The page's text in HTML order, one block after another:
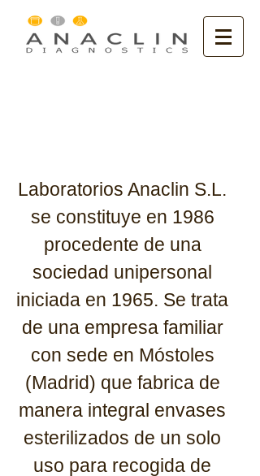
Laboratorios Anaclin S.L.
se constituye en 1986
procedente de una
sociedad unipersonal
iniciada en 1965. Se trata
de una empresa familiar
con sede en Móstoles
(Madrid) que fabrica de
manera integral envases
esterilizados de un solo
uso para recogida de